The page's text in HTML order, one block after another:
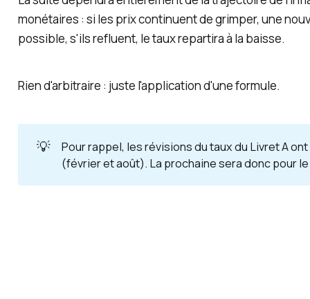
monétaires : si les prix continuent de grimper, une
possible, s'ils refluent, le taux repartira à la baisse.
Rien d'arbitraire : juste l'application d'une formule.
💡
Pour rappel, les révisions du taux du Livret A
(février et août). La prochaine sera donc pour le